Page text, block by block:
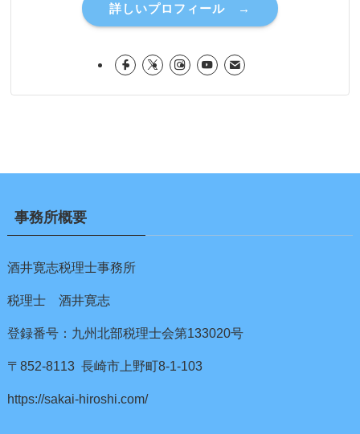
詳しいプロフィール →
事務所概要
酒井寛志税理士事務所
税理士 酒井寛志
登録番号：九州北部税理士会第133020号
〒852-8113 長崎市上野町8-1-103
https://sakai-hiroshi.com/